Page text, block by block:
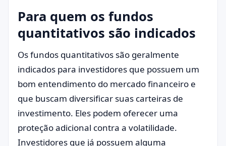
Para quem os fundos
quantitativos são indicados
Os fundos quantitativos são geralmente
indicados para investidores que possuem um
bom entendimento do mercado financeiro e
que buscam diversificar suas carteiras de
investimento. Eles podem oferecer uma
proteção adicional contra a volatilidade.
Investidores que já possuem alguma